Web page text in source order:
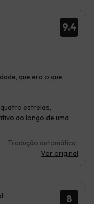
9.4
que era o que
estrelas,
ao longo de uma
Tradução automática
Ver original
8